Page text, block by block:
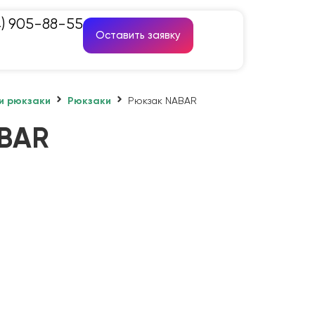
905-88-55
Оставить заявку
рюкзаки Рюкзаки Рюкзак NABAR